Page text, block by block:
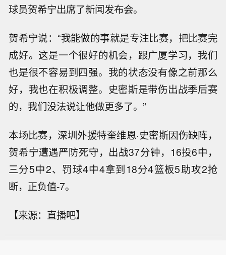
球员贺希宁出席了新闻发布会。
贺希宁说：“我能做的事就是专注比赛，把比赛完
成好。这是一个很好的机会，跟广厦学习，我们
也是很不容易到四强。我的状态没有像之前那么
好，我也在积极调整。史密斯是带伤出战季后赛
的，我们没法说让他做更多了。”
本场比赛，深圳外援特奎维恩·史密斯因伤缺阵，
贺希宁遭遇严防死守，出战37分钟，16投6中，
三分5中2、罚球4中4拿到18分4篮板5助攻2抢
断，正负值-7。
【来源：直播吧】